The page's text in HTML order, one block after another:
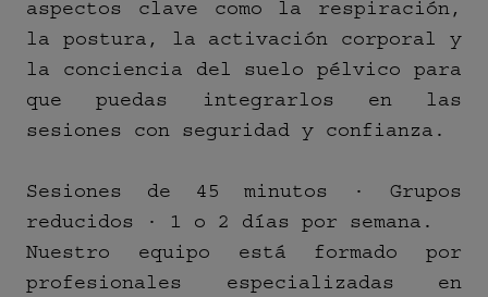
aspectos clave como la respiración,
la postura, la activación corporal y
la conciencia del suelo pélvico para
que puedas integrarlos en las
sesiones con seguridad y confianza.
Sesiones de 45 minutos · Grupos
reducidos · 1 o 2 días por semana.
Nuestro equipo está formado por
profesionales especializadas en